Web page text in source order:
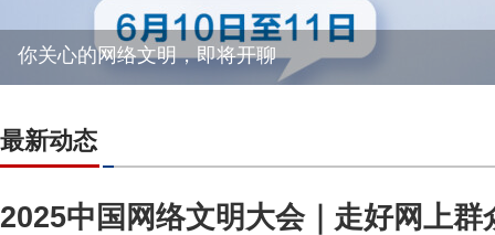
你关心的网络文明，即将开聊
最新动态
2025中国网络文明大会｜走好网上群